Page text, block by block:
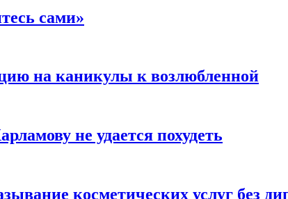
сами»
на каникулы к возлюбленной
не удается похудеть
косметических услуг без